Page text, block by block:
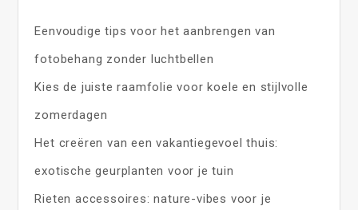
Eenvoudige tips voor het aanbrengen van
fotobehang zonder luchtbellen
Kies de juiste raamfolie voor koele en stijlvolle
zomerdagen
Het creëren van een vakantiegevoel thuis:
exotische geurplanten voor je tuin
Rieten accessoires: nature-vibes voor je